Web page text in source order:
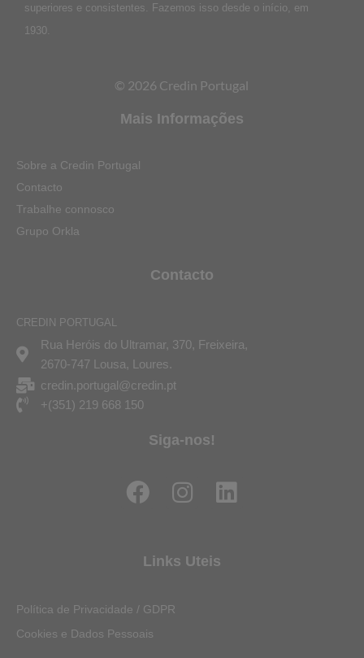
superiores e consistentes. Fazemos isso desde o início, em
1930.
© 2026 Credin Portugal
Mais Informações
Sobre a Credin Portugal
Contacto
Trabalhe connosco
Grupo Orkla
Contacto
CREDIN PORTUGAL
Rua Heróis do Ultramar, 370, Freixeira,
2670-747 Lousa, Loures.
credin.portugal@credin.pt
+(351) 219 668 150
Siga-nos!
F
a
e
o
o
I
n
t
L
i
Links Uteis
Política de Privacidade / GDPR
Cookies e Dados Pessoais